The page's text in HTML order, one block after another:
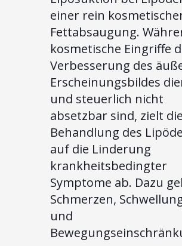
einer rein
Fettabsaugung.
kosmetische Eingriffe
Verbesserung des
Erscheinungsbildes
und steuerlich nicht
absetzbar sind, zielt die
Behandlung des
auf die Linderung
krankheitsbedingter
Symptome ab. Dazu
Schmerzen,
und